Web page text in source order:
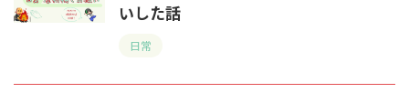
いした話
日常